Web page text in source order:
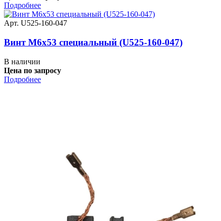
Подробнее
Арт. U525-160-047
Винт M6x53 специальный (U525-160-047)
В наличии
Цена по запросу
Подробнее